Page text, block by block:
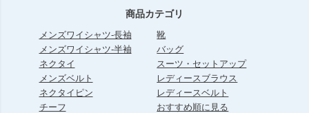
商品カテゴリ
メンズワイシャツ-長袖
メンズワイシャツ-半袖
ネクタイ
メンズベルト
ネクタイピン
チーフ
靴
バッグ
スーツ・セットアップ
レディースブラウス
レディースベルト
おすすめ順に見る